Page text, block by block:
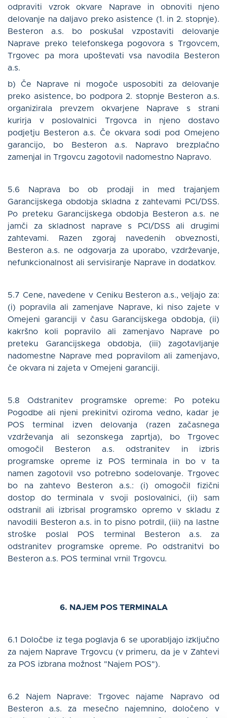
odpraviti vzrok okvare Naprave in obnoviti njeno
delovanje na daljavo preko asistence (1. in 2. stopnje).
Besteron a.s. bo poskušal vzpostaviti delovanje
Naprave preko telefonskega pogovora s Trgovcem,
Trgovec pa mora upoštevati vsa navodila Besteron
a.s.
b) Če Naprave ni mogoče usposobiti za delovanje
preko asistence, bo podpora 2. stopnje Besteron a.s.
organizirala prevzem okvarjene Naprave s strani
kurirja v poslovalnici Trgovca in njeno dostavo
podjetju Besteron a.s. Če okvara sodi pod Omejeno
garancijo, bo Besteron a.s. Napravo brezplačno
zamenjal in Trgovcu zagotovil nadomestno Napravo.
5.6 Naprava bo ob prodaji in med trajanjem
Garancijskega obdobja skladna z zahtevami PCI/DSS.
Po preteku Garancijskega obdobja Besteron a.s. ne
jamči za skladnost naprave s PCI/DSS ali drugimi
zahtevami. Razen zgoraj navedenih obveznosti,
Besteron a.s. ne odgovarja za uporabo, vzdrževanje,
nefunkcionalnost ali servisiranje Naprave in dodatkov.
5.7 Cene, navedene v Ceniku Besteron a.s., veljajo za:
(i) popravila ali zamenjave Naprave, ki niso zajete v
Omejeni garanciji v času Garancijskega obdobja, (ii)
kakršno koli popravilo ali zamenjavo Naprave po
preteku Garancijskega obdobja, (iii) zagotavljanje
nadomestne Naprave med popravilom ali zamenjavo,
če okvara ni zajeta v Omejeni garanciji.
5.8 Odstranitev programske opreme: Po poteku
Pogodbe ali njeni prekinitvi oziroma vedno, kadar je
POS terminal izven delovanja (razen začasnega
vzdrževanja ali sezonskega zaprtja), bo Trgovec
omogočil Besteron a.s. odstranitev in izbris
programske opreme iz POS terminala in bo v ta
namen zagotovil vso potrebno sodelovanje. Trgovec
bo na zahtevo Besteron a.s.: (i) omogočil fizični
dostop do terminala v svoji poslovalnici, (ii) sam
odstranil ali izbrisal programsko opremo v skladu z
navodili Besteron a.s. in to pisno potrdil, (iii) na lastne
stroške poslal POS terminal Besteron a.s. za
odstranitev programske opreme. Po odstranitvi bo
Besteron a.s. POS terminal vrnil Trgovcu.
6. NAJEM POS TERMINALA
6.1 Določbe iz tega poglavja 6 se uporabljajo izključno
za najem Naprave Trgovcu (v primeru, da je v Zahtevi
za POS izbrana možnost "Najem POS").
6.2 Najem Naprave: Trgovec najame Napravo od
Besteron a.s. za mesečno najemnino, določeno v